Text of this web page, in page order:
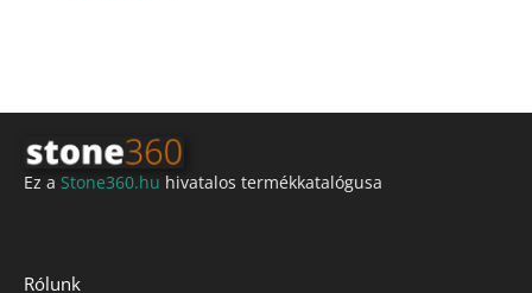
Ez a Stone360.hu hivatalos termékkatalógusa
Rólunk